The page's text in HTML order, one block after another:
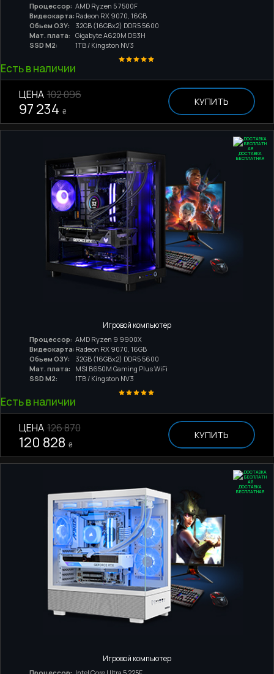
Процессор: AMD Ryzen 5 7500F
Видеокарта: Radeon RX 9070, 16GB
Обьем ОЗУ:
32GB (16GBx2) DDR5 5600
Мат. плата:
Gigabyte A620M DS3H
SSD M2:
1TB / Kingston NV3
Есть в наличии
ЦЕНА 102 096
97 234 ₴
КУПИТЬ
ДОСТАВКА
БЕСПЛАТНАЯ
Игровой компьютер
Процессор: AMD Ryzen 9 9900X
Видеокарта: Radeon RX 9070, 16GB
Обьем ОЗУ:
32GB (16GBx2) DDR5 5600
Мат. плата:
MSI B650M Gaming Plus WiFi
SSD M2:
1TB / Kingston NV3
Есть в наличии
ЦЕНА 126 870
120 828 ₴
КУПИТЬ
ДОСТАВКА
БЕСПЛАТНАЯ
Игровой компьютер